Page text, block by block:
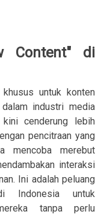
Content" di
untuk konten
industri media
cenderung lebih
pencitraan yang
mencoba merebut
interaksi
Ini adalah peluang
Indonesia untuk
tanpa perlu